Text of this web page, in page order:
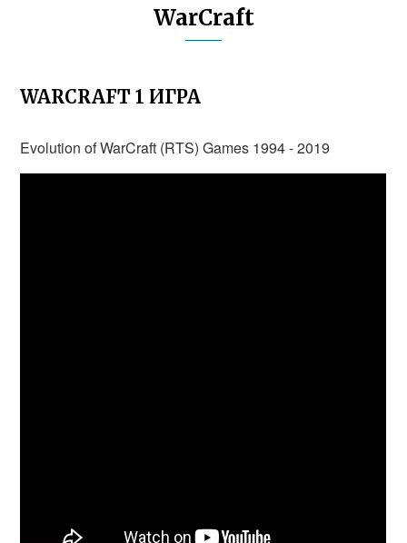
WarCraft
WARCRAFT 1 ИГРА
Evolution of WarCraft (RTS) Games 1994 - 2019